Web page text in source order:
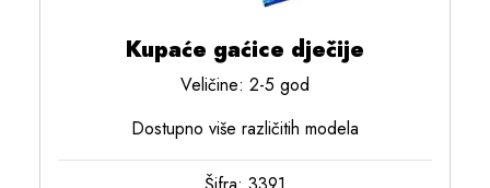
Kupaće gaćice dječije
Veličine: 2-5 god
Dostupno više različitih modela